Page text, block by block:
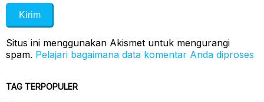
Situs ini menggunakan Akismet untuk mengurangi
spam. Pelajari bagaimana data komentar Anda diproses
TAG TERPOPULER